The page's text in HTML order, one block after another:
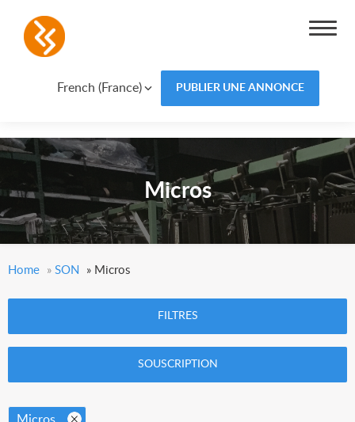
French (France) PUBLIER UNE ANNONCE
Micros
Home » SON » Micros
FILTRES
SOUSCRIPTION